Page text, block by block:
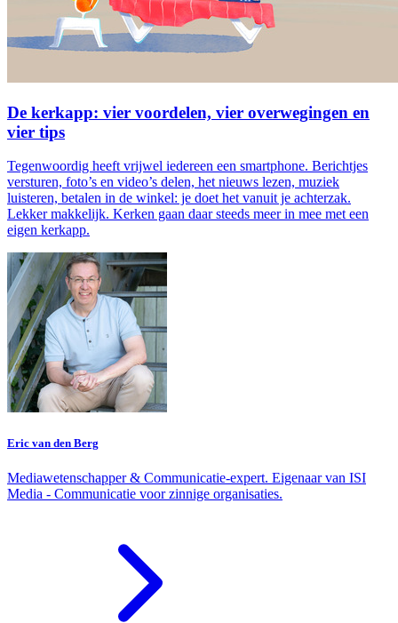
De kerkapp: vier voordelen, vier overwegingen en
vier tips
Tegenwoordig heeft vrijwel iedereen een smartphone. Berichtjes
versturen, foto’s en video’s delen, het nieuws lezen, muziek
luisteren, betalen in de winkel: je doet het vanuit je achterzak.
Lekker makkelijk. Kerken gaan daar steeds meer in mee met een
eigen kerkapp.
Eric van den Berg
Mediawetenschapper & Communicatie-expert. Eigenaar van ISI
Media - Communicatie voor zinnige organisaties.